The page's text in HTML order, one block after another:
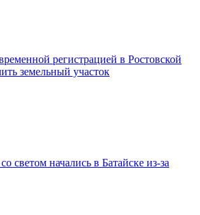
регистрацией в Ростовской
земельный участок
светом начались в Батайске из-за